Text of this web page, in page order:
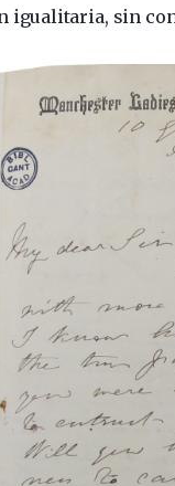
igualitaria, sin